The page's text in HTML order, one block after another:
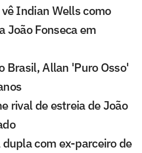
vê Indian Wells como
João Fonseca em
Brasil, Allan 'Puro Osso'
rival de estreia de João
com ex-parceiro de